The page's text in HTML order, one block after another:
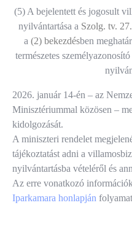
(5) A bejelentett és jogosult
nyilvántartása a Szolg. tv.
a (2) bekezdésben
természetes
2026. január 14-én – az
Minisztériummal közösen –
kidolgozását.
A miniszteri rendelet
tájékoztatást adni a
nyilvántartásba vételéről és
Az erre vonatkozó
Iparkamara honlapján